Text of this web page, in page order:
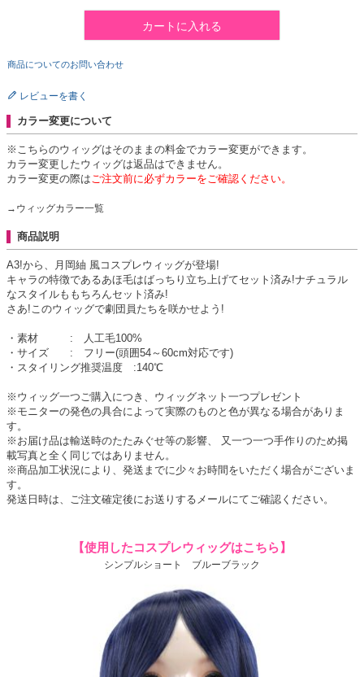
カートに入れる
商品についてのお問い合わせ
レビューを書く
カラー変更について
※こちらのウィッグはそのままの料金でカラー変更ができます。
カラー変更したウィッグは返品はできません。
カラー変更の際は ご注文前に必ずカラーをご確認ください。
→ウィッグカラー一覧
商品説明
A3!から、月岡紬 風コスプレウィッグが登場!
キャラの特徴であるあほ毛はばっちり立ち上げてセット済み!ナチュラル
なスタイルももちろんセット済み!
さあ!このウィッグで劇団員たちを咲かせよう!
・素材 : 人工毛100%
・サイズ : フリー(頭囲54～60cm対応です)
・スタイリング推奨温度 :140℃
※ウィッグ一つご購入につき、ウィッグネット一つプレゼント
※モニターの発色の具合によって実際のものと色が異なる場合がありま
す。
※お届け品は輸送時のたたみぐせ等の影響、 又一つ一つ手作りのため掲
載写真と全く同じではありません。
※商品加工状況により、発送までに少々お時間をいただく場合がございま
す。
発送日時は、ご注文確定後にお送りするメールにてご確認ください。
【使用したコスプレウィッグはこちら】
シンプルショート ブルーブラック